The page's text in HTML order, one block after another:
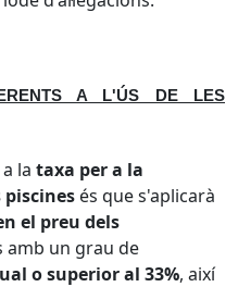
A L'ÚS DE LES
la taxa per a la
piscines és que s'aplicarà
el preu dels
amb un grau de
o superior al 33%, així